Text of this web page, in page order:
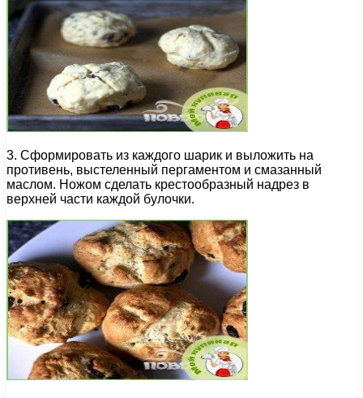
3. Сформировать из каждого шарик и выложить на
противень, выстеленный пергаментом и смазанный
маслом. Ножом сделать крестообразный надрез в
верхней части каждой булочки.